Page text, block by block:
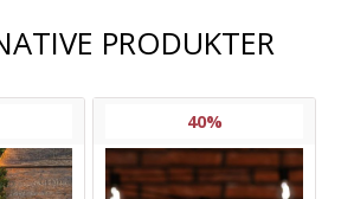
PRODUKTER
40%